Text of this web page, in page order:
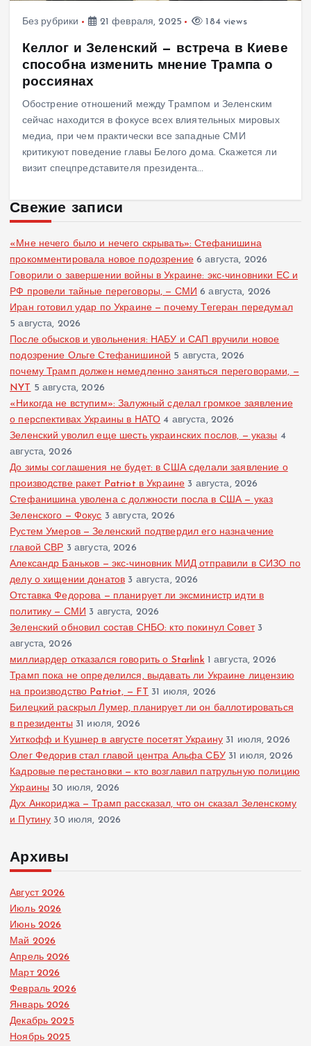
Без рубрики 21 февраля, 2025 184 views
Келлог и Зеленский — встреча в Киеве
способна изменить мнение Трампа о
россиянах
Обострение отношений между Трампом и Зеленским
сейчас находится в фокусе всех влиятельных мировых
медиа, при чем практически все западные СМИ
критикуют поведение главы Белого дома. Скажется ли
визит спецпредставителя президента…
Свежие записи
«Мне нечего было и нечего скрывать»: Стефанишина
прокомментировала новое подозрение 6 августа, 2026
Говорили о завершении войны в Украине: экс-чиновники ЕС и
РФ провели тайные переговоры, — СМИ 6 августа, 2026
Иран готовил удар по Украине — почему Тегеран передумал
5 августа, 2026
После обысков и увольнения: НАБУ и САП вручили новое
подозрение Ольге Стефанишиной 5 августа, 2026
почему Трамп должен немедленно заняться переговорами, —
NYT 5 августа, 2026
«Никогда не вступим»: Залужный сделал громкое заявление
о перспективах Украины в НАТО 4 августа, 2026
Зеленский уволил еще шесть украинских послов, — указы 4
августа, 2026
До зимы соглашения не будет: в США сделали заявление о
производстве ракет Patriot в Украине 3 августа, 2026
Стефанишина уволена с должности посла в США — указ
Зеленского — Фокус 3 августа, 2026
Рустем Умеров — Зеленский подтвердил его назначение
главой СВР 3 августа, 2026
Александр Баньков — экс-чиновник МИД отправили в СИЗО по
делу о хищении донатов 3 августа, 2026
Отставка Федорова — планирует ли эксминистр идти в
политику — СМИ 3 августа, 2026
Зеленский обновил состав СНБО: кто покинул Совет 3
августа, 2026
миллиардер отказался говорить о Starlink 1 августа, 2026
Трамп пока не определился, выдавать ли Украине лицензию
на производство Patriot, — FT 31 июля, 2026
Билецкий раскрыл Лумер, планирует ли он баллотироваться
в президенты 31 июля, 2026
Уиткофф и Кушнер в августе посетят Украину 31 июля, 2026
Олег Федорив стал главой центра Альфа СБУ 31 июля, 2026
Кадровые перестановки — кто возглавил патрульную полицию
Украины 30 июля, 2026
Дух Анкориджа — Трамп рассказал, что он сказал Зеленскому
и Путину 30 июля, 2026
Архивы
Август 2026
Июль 2026
Июнь 2026
Май 2026
Апрель 2026
Март 2026
Февраль 2026
Январь 2026
Декабрь 2025
Ноябрь 2025